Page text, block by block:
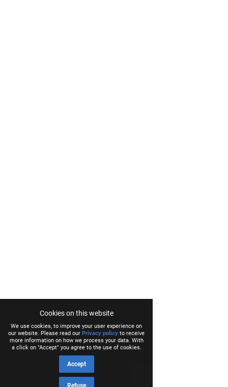
Cookies on this website
We use cookies, to improve your user experience on
our website. Please read our Privacy policy to receive
more information on how we process your data. With
a click on "Accept" you agree to the use of cookies.
Accept
Refuse